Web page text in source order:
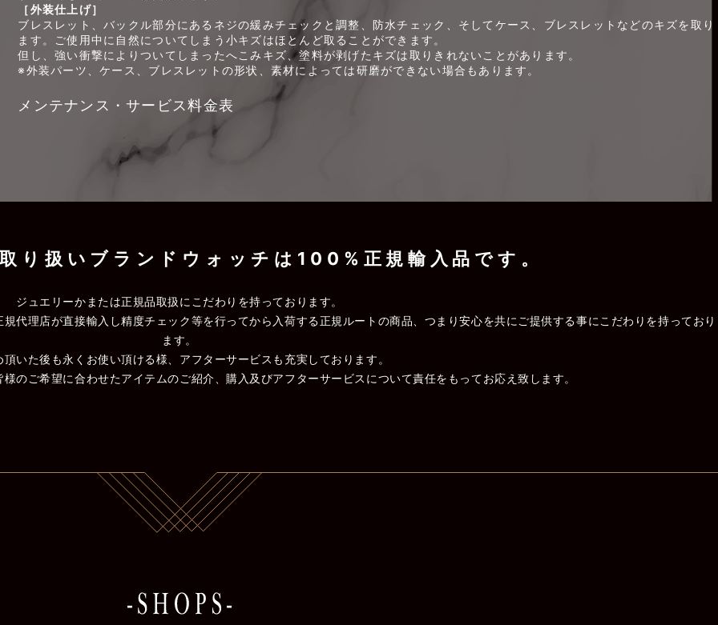
［外装仕上げ］
ブレスレット、バックル部分にあるネジの緩みチェックと調整、防水チェック、そしてケース、ブレスレットなどのキズを取り
ます。ご使用中に自然についてしまう小キズはほとんど取ることができます。
但し、強い衝撃によりついてしまったへこみキズ、塗料が剥げたキズは取りきれないことがあります。
※外装パーツ、ケース、ブレスレットの形状、素材によっては研磨ができない場合もあります。
メンテナンス・サービス料金表
り扱いブランドウォッチは100%正規輸入品です。
ジュエリーかまたは正規品取扱にこだわりを持っております。
代理店が直接輸入し精度チェック等を行ってから入荷する正規ルートの商品、つまり安心を共にご提供する事にこだわりを持っており
ます。
頂いた後も永くお使い頂ける様、アフターサービスも充実しております。
のご希望に合わせたアイテムのご紹介、購入及びアフターサービスについて責任をもってお応え致します。